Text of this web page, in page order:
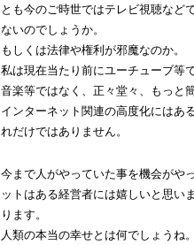
とも今のご時世ではテレビ視聴など
ないのでしょうか。
もしくは法律や権利が邪魔なのか。
私は現在当たり前にユーチューブ等
音楽等ではなく、正々堂々、もっと
インターネット関連の高度化にはあ
れだけではありません。
今まで人がやっていた事を機会がや
ットはある経営者には嬉しいと思い
ります。
人類の本当の幸せとは何でしょうね